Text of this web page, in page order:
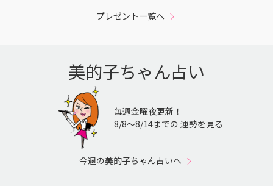
プレゼント一覧へ
美的子ちゃん占い
毎週金曜夜更新！
8/8〜8/14までの 運勢を見る
今週の美的子ちゃん占いへ